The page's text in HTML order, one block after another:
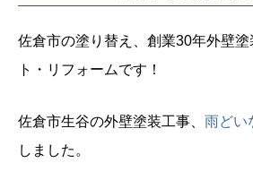
佐倉市の塗り替え、創業30年外壁
ト・リフォームです！
佐倉市生谷の外壁塗装工事、 雨どい
しました。